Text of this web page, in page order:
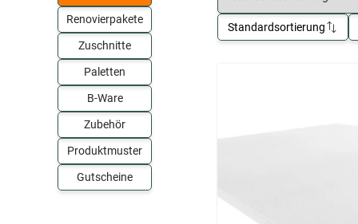
Standardsortierung
Renovierpakete
Zuschnitte
Paletten
B-Ware
Zubehör
Produktmuster
Gutscheine